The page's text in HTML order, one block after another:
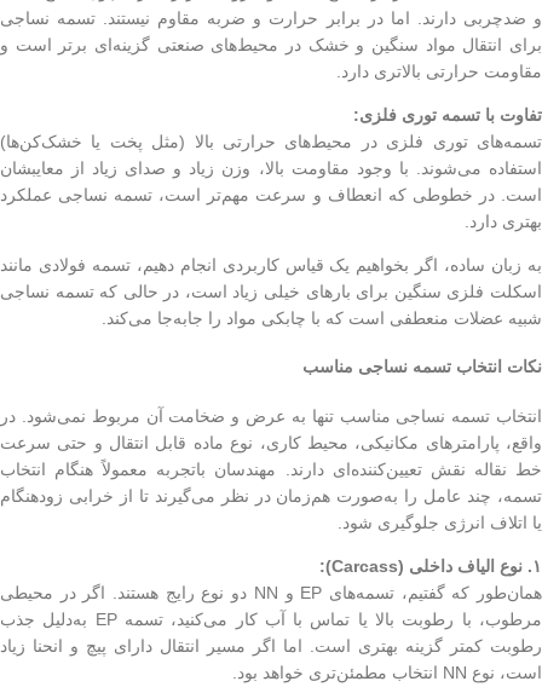
و ضدچربی دارند. اما در برابر حرارت و ضربه مقاوم نیستند. تسمه نساجی
برای انتقال مواد سنگین و خشک در محیط‌های صنعتی گزینه‌ای برتر است و
مقاومت حرارتی بالاتری دارد.
تفاوت با تسمه توری فلزی:
تسمه‌های توری فلزی در محیط‌های حرارتی بالا (مثل پخت یا خشک‌کن‌ها)
استفاده می‌شوند. با وجود مقاومت بالا، وزن زیاد و صدای زیاد از معایبشان
است. در خطوطی که انعطاف و سرعت مهم‌تر است، تسمه نساجی عملکرد
بهتری دارد.
به زبان ساده، اگر بخواهیم یک قیاس کاربردی انجام دهیم، تسمه فولادی مانند
اسکلت فلزی سنگین برای بارهای خیلی زیاد است، در حالی که تسمه نساجی
شبیه عضلات منعطفی است که با چابکی مواد را جابه‌جا می‌کند.
نکات انتخاب تسمه نساجی مناسب
انتخاب تسمه نساجی مناسب تنها به عرض و ضخامت آن مربوط نمی‌شود. در
واقع، پارامترهای مکانیکی، محیط کاری، نوع ماده قابل انتقال و حتی سرعت
خط نقاله نقش تعیین‌کننده‌ای دارند. مهندسان باتجربه معمولاً هنگام انتخاب
تسمه، چند عامل را به‌صورت هم‌زمان در نظر می‌گیرند تا از خرابی زودهنگام
یا اتلاف انرژی جلوگیری شود.
۱. نوع الیاف داخلی (Carcass):
همان‌طور که گفتیم، تسمه‌های EP و NN دو نوع رایج هستند. اگر در محیطی
مرطوب، با رطوبت بالا یا تماس با آب کار می‌کنید، تسمه EP به‌دلیل جذب
رطوبت کمتر گزینه بهتری است. اما اگر مسیر انتقال دارای پیچ و انحنا زیاد
است، نوع NN انتخاب مطمئن‌تری خواهد بود.